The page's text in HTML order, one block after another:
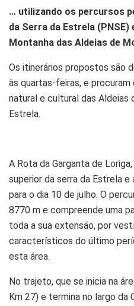
… utilizando os percursos
da Serra da Estrela (PNSE)
Montanha das Aldeias de
Os itinerários propostos são
às quartas-feiras, e procuram
natural e cultural das Aldeias
Estrela.
A Rota da Garganta de
superior da serra da Estrela
para o dia 10 de julho. O
8770 m e compreende uma
toda a sua extensão, por
característicos do último
esta área.
No trajeto, que se inicia na
Km 27) e termina no largo da